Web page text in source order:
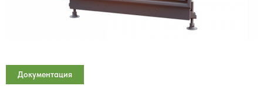
Документация